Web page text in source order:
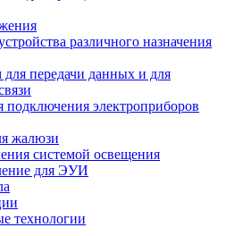
различного назначения
для передачи данных и для
подключения электроприборов
жалюзи
системой освещения
для ЭУИ
технологии